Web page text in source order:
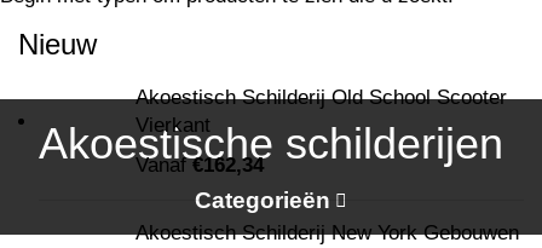
0
Akoestische schilderijen
Categorieën
Nieuw
Akoestisch Schilderij Old School Scooter
Vierkant
Vanaf€162,34
Akoestisch Schilderij New York Gebouwen